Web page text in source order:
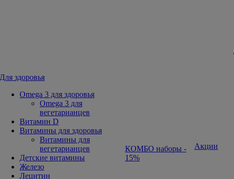
Для здоровья
Omega 3 для здоровья
Omega 3 для
вегетарианцев
Витамин D
Витамины для здоровья
Витамины для
вегетарианцев
Детские витамины
Железо
Лецитин
КОМБО наборы -
15%
Акции